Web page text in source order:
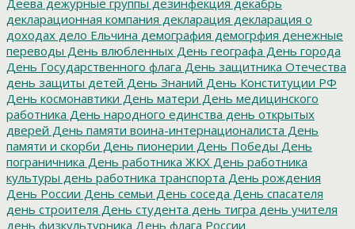
декларационная компания декларация декларация о
доходах дело Ельчина демография демогрфия денежные
переводы День влюбленных День географа День города
День Государственного флага День защитника Отечества
день защиты детей День Знаний День Конституции РФ
День космонавтики День матери День медицинского
работника День народного единства день открытых
дверей День памяти воина-интернационалиста День
памяти и скорби День пионерии День Победы День
пограничника День работника ЖКХ День работника
культуры день работника транспорта День рождения
День России День семьи День соседа День спасателя
день строителя День студента день тигра день учителя
день физкультурника День флага России